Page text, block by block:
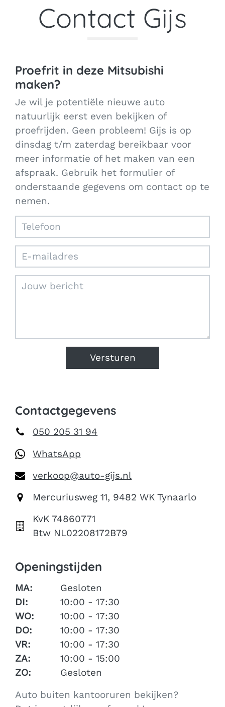
Contact Gijs
Proefrit in deze Mitsubishi
maken?
Je wil je potentiële nieuwe auto
natuurlijk eerst even bekijken of
proefrijden. Geen probleem! Gijs is op
dinsdag t/m zaterdag bereikbaar voor
meer informatie of het maken van een
afspraak. Gebruik het formulier of
onderstaande gegevens om contact op te
nemen.
Telefoon
E-mailadres
Jouw bericht
Versturen
Contactgegevens
050 205 31 94
WhatsApp
verkoop@auto-gijs.nl
Mercuriusweg 11, 9482 WK Tynaarlo
KvK 74860771
Btw NL02208172B79
Openingstijden
MA:
Gesloten
DI:
10:00 - 17:30
WO:
10:00 - 17:30
DO:
10:00 - 17:30
VR:
10:00 - 17:30
ZA:
10:00 - 15:00
ZO:
Gesloten
Auto buiten kantooruren bekijken?